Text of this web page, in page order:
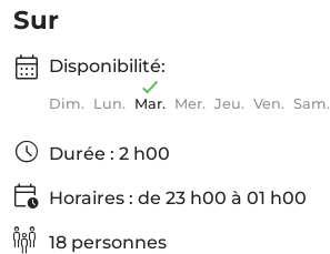
Sur
Disponibilité:
Dim. Lun. Mar. Mer. Jeu. Ven. Sam.
Durée : 2 h00
Horaires : de 23 h00 à 01 h00
18 personnes